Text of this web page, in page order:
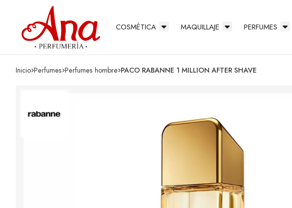
COSMÉTICA MAQUILLAJE PERFUMES
Inicio perfumes perfumes hombre PACO RABANNE 1 MILLION AFTER SHAVE